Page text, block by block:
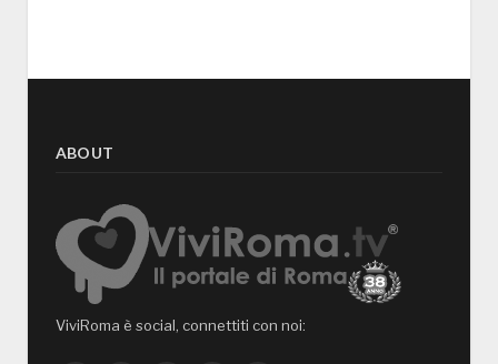
ABOUT
ViviRoma è social, connettiti con noi: